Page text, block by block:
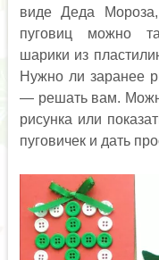
виде Деда
пуговиц можно
шарики из
Нужно ли заранее
— решать вам.
рисунка или
пуговичек и дать